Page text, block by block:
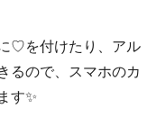
♡を付けたり、アル
るので、スマホのカ
す✨